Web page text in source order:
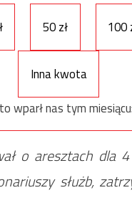
50 zł 100
Inna kwota
wparł nas tym miesiącu:
o aresztach dla
służb,